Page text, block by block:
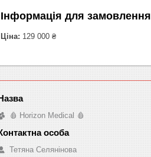
Інформація для замовлення
Ціна: 129 000 ₴
🩸 Horizon Medical 🩸
Тетяна Селянінова